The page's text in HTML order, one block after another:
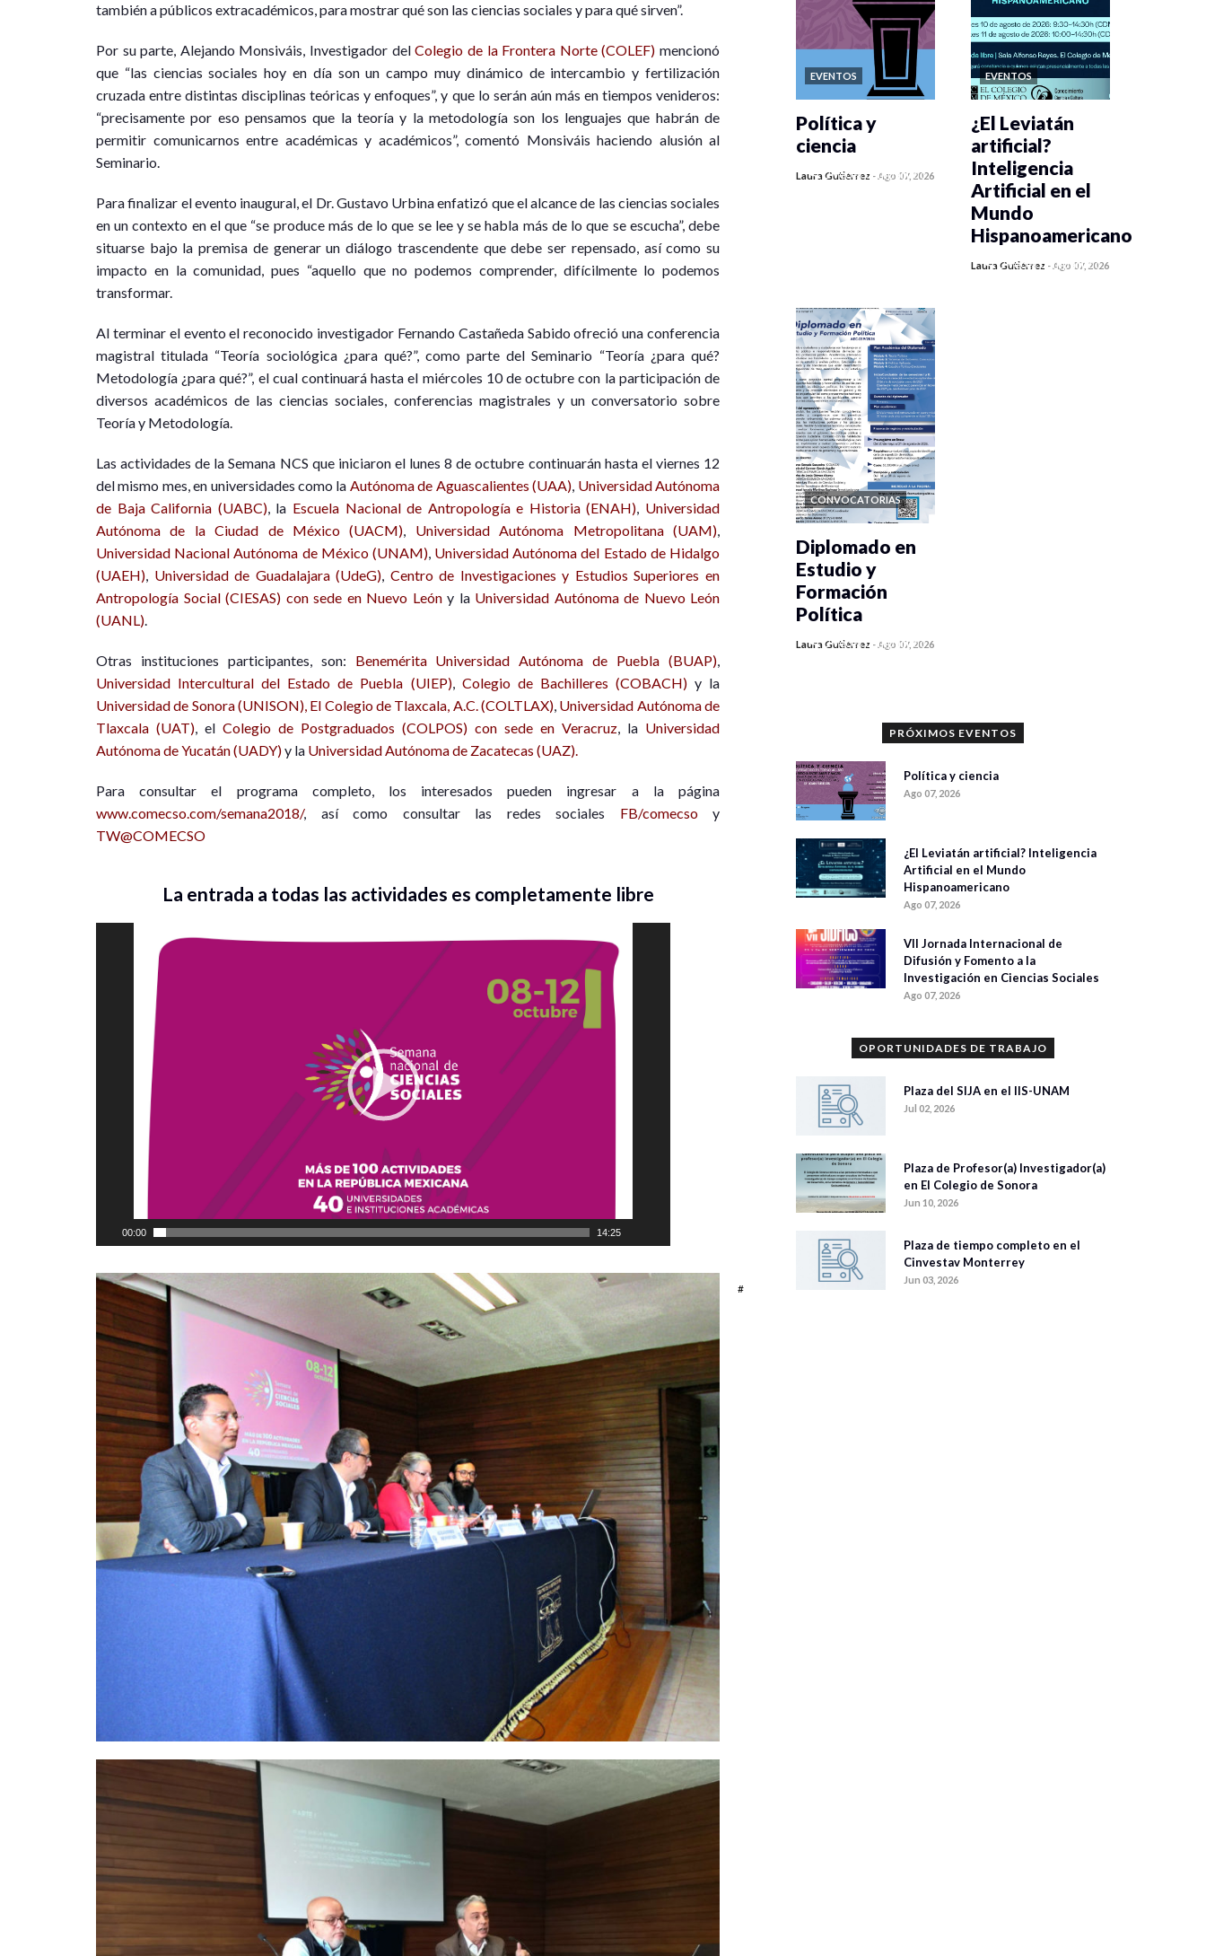
también a públicos extracadémicos, para mostrar qué son las ciencias sociales y para qué sirven”.
Por su parte, Alejando Monsiváis, Investigador delColegio de la Frontera Norte (COLEF)mencionó
que “las ciencias sociales hoy en día son un campo muy dinámico de intercambio y fertilización
cruzada entre distintas disciplinas teóricas y enfoques”, y que lo serán aún más en tiempos venideros:
“precisamente por eso pensamos que la teoría y la metodología son los lenguajes que habrán de
permitir comunicarnos entre académicas y académicos”, comentó Monsiváis haciendo alusión al
Seminario.
Para finalizar el evento inaugural, el Dr. Gustavo Urbina enfatizó que el alcance de las ciencias sociales
en un contexto en el que “se produce más de lo que se lee y se habla más de lo que se escucha”, debe
situarse bajo la premisa de generar un diálogo trascendente que debe ser repensado, así como su
impacto en la comunidad, pues “aquello que no podemos comprender, difícilmente lo podemos
transformar.
Al terminar el evento el reconocido investigador Fernando Castañeda Sabido ofreció una conferencia
magistral titulada “Teoría sociológica ¿para qué?”, como parte del Seminario “Teoría ¿para qué?
Metodología ¿para qué?”, el cual continuará hasta el miércoles 10 de octubre con la participación de
diversos académicos de las ciencias sociales, conferencias magistrales y un conversatorio sobre
Teoría y Metodología.
Las actividades de la Semana NCS que iniciaron el lunes 8 de octubre continuarán hasta el viernes 12
del mismo mes, en universidades como la Autónoma de Aguascalientes (UAA), Universidad Autónoma
de Baja California (UABC), la Escuela Nacional de Antropología e Historia (ENAH), Universidad
Autónoma de la Ciudad de México (UACM), Universidad Autónoma Metropolitana (UAM),
Universidad Nacional Autónoma de México (UNAM), Universidad Autónoma del Estado de Hidalgo
(UAEH), Universidad de Guadalajara (UdeG), Centro de Investigaciones y Estudios Superiores en
Antropología Social (CIESAS) con sede en Nuevo Leóny la Universidad Autónoma de Nuevo León
(UANL).
Otras instituciones participantes, son: Benemérita Universidad Autónoma de Puebla (BUAP),
Universidad Intercultural del Estado de Puebla (UIEP), Colegio de Bachilleres (COBACH)y la
Universidad de Sonora (UNISON), El Colegio de Tlaxcala, A.C. (COLTLAX), Universidad Autónoma de
Tlaxcala (UAT), el Colegio de Postgraduados (COLPOS) con sede en Veracruz, la Universidad
Autónoma de Yucatán (UADY)y la Universidad Autónoma de Zacatecas (UAZ).
Para consultar el programa completo, los interesados pueden ingresar a la página
www.comecso.com/semana2018/, así como consultar las redes sociales FB/comecsoy
TW@COMECSO
La entrada a todas las actividades es completamente libre
00:00 14:25
#
EVENTOS
0 veces compartido
Política y
ciencia
Laura Gutiérrez -Ago 07, 2026
EVENTOS
0 veces compartido
¿El Leviatán
artificial?
Inteligencia
Artificial en el
Mundo
Hispanoamericano
Laura Gutiérrez -Ago 07, 2026
CONVOCATORIAS
0 veces compartido
Diplomado en
Estudio y
Formación
Política
Laura Gutiérrez -Ago 07, 2026
PRÓXIMOS EVENTOS
Política y ciencia
Ago 07, 2026
¿El Leviatán artificial? Inteligencia
Artificial en el Mundo
Hispanoamericano
Ago 07, 2026
VII Jornada Internacional de
Difusión y Fomento a la
Investigación en Ciencias Sociales
Ago 07, 2026
OPORTUNIDADES DE TRABAJO
Plaza del SIJA en el IIS-UNAM
Jul 02, 2026
Plaza de Profesor(a) Investigador(a)
en El Colegio de Sonora
Jun 10, 2026
Plaza de tiempo completo en el
Cinvestav Monterrey
Jun 03, 2026